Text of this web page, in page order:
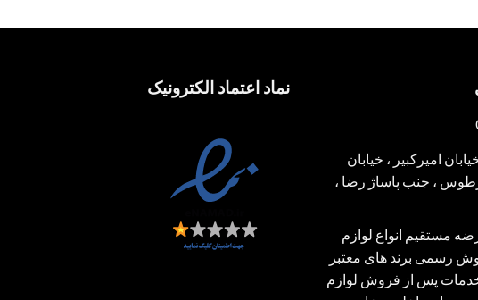
امیرکبیر ، خیابان
، جنب پاساژ رضا ،
مستقیم انواع لوازم
رسمی برند های معتبر
پس از فروش لوازم
نماد اعتماد الکترونیک